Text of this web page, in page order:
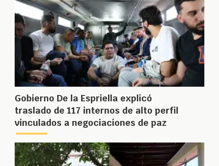
Gobierno De la Espriella explicó
traslado de 117 internos de alto perfil
vinculados a negociaciones de paz